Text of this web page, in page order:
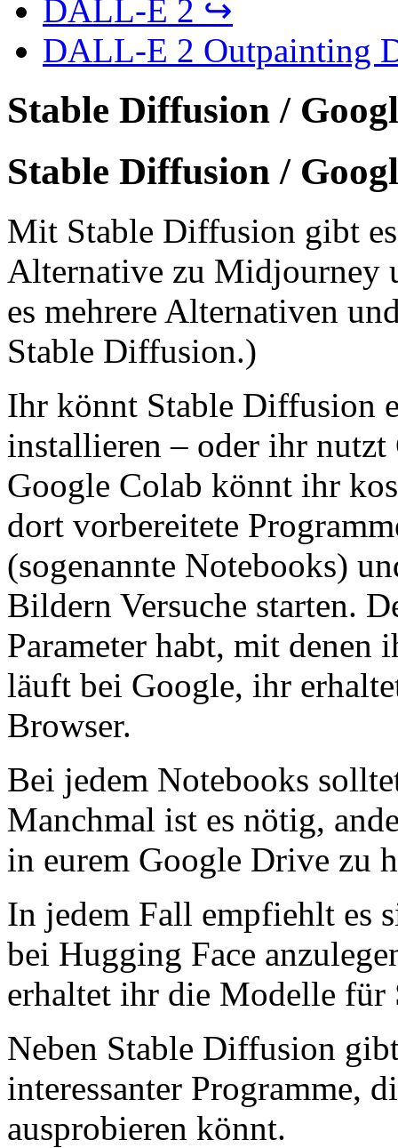
DALL-E 2 ↪
DALL-E 2 Outpainting
Stable Diffusion /
Stable Diffusion /
Mit Stable Diffusion gibt
Alternative zu Midjourney
es mehrere Alternativen
Stable Diffusion.)
Ihr könnt Stable Diffusion
installieren – oder ihr
Google Colab könnt ihr
dort vorbereitete
(sogenannte Notebooks)
Bildern Versuche starten.
Parameter habt, mit denen
läuft bei Google, ihr
Browser.
Bei jedem Notebooks
Manchmal ist es nötig,
in eurem Google Drive zu
In jedem Fall empfiehlt es
bei Hugging Face
erhaltet ihr die Modelle
Neben Stable Diffusion
interessanter Programme,
ausprobieren könnt.